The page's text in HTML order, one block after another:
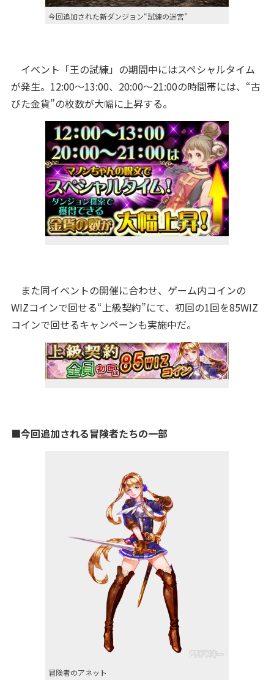
今回追加された新ダンジョン“試練の迷宮”
イベント「王の試練」の期間中にはスペシャルタイム
が発生。12:00～13:00、20:00～21:00の時間帯には、“古
びた金貨”の枚数が大幅に上昇する。
また同イベントの開催に合わせ、ゲーム内コインの
WIZコインで回せる“上級契約”にて、初回の1回を85WIZ
コインで回せるキャンペーンも実施中だ。
■今回追加される冒険者たちの一部
冒険者のアネット